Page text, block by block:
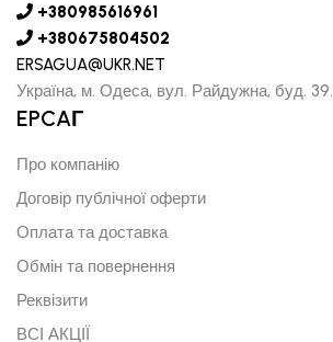
+380985616961
+380675804502
ERSAGUA@UKR.NET
Україна, м. Одеса, вул. Райдужна, буд. 39.
EPCAГ
Про компанію
Договір публічної оферти
Оплата та доставка
Обмін та повернення
Реквізити
ВСІ АКЦІЇ